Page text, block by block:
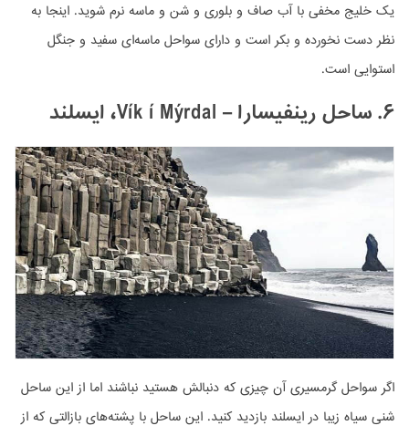
یک خلیج مخفی با آب صاف و بلوری و شن و ماسه نرم شوید. اینجا به
نظر دست نخورده و بکر است و دارای سواحل ماسه‌ای سفید و جنگل
استوایی است.
۶. ساحل رینفیسارا – Vík í Mýrdal، ایسلند
اگر سواحل گرمسیری آن چیزی که دنبالش هستید نباشند اما از این ساحل
شنی سیاه زیبا در ایسلند بازدید کنید. این ساحل با پشته‌های بازالتی که از